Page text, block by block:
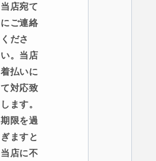
当店宛て
にご連絡
くださ
い。当店
着払いに
て対応致
します。
期限を過
ぎますと
当店に不